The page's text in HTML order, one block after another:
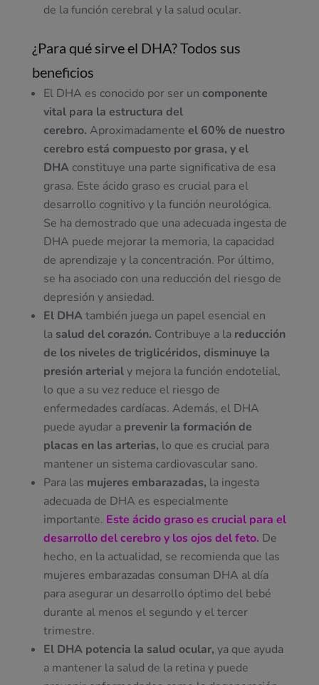
de la función cerebral y la salud ocular.
¿Para qué sirve el DHA? Todos sus
beneficios
El DHA es conocido por ser un componente
vital para la estructura del
cerebro. Aproximadamente el 60% de nuestro
cerebro está compuesto por grasa, y el
DHA constituye una parte significativa de esa
grasa. Este ácido graso es crucial para el
desarrollo cognitivo y la función neurológica.
Se ha demostrado que una adecuada ingesta de
DHA puede mejorar la memoria, la capacidad
de aprendizaje y la concentración. Por último,
se ha asociado con una reducción del riesgo de
depresión y ansiedad.
El DHAtambién juega un papel esencial en
la salud del corazón. Contribuye a la reducción
de los niveles de triglicéridos, disminuye la
presión arterialy mejora la función endotelial,
lo que a su vez reduce el riesgo de
enfermedades cardíacas. Además, el DHA
puede ayudar a prevenir la formación de
placas en las arterias, lo que es crucial para
mantener un sistema cardiovascular sano.
Para las mujeres embarazadas, la ingesta
adecuada de DHA es especialmente
importante. Este ácido graso es crucial para el
desarrollo del cerebro y los ojos del feto. De
hecho, en la actualidad, se recomienda que las
mujeres embarazadas consuman DHA al día
para asegurar un desarrollo óptimo del bebé
durante al menos el segundo y el tercer
trimestre.
El DHA potencia la salud ocular, ya que ayuda
a mantener la salud de la retina y puede